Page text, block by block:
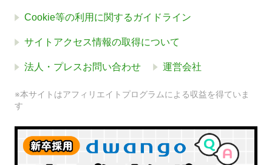
Cookie等の利用に関するガイドライン
サイトアクセス情報の取得について
法人・プレスお問い合わせ 運営会社
※本サイトはアフィリエイトプログラムによる収益を得ていま
す